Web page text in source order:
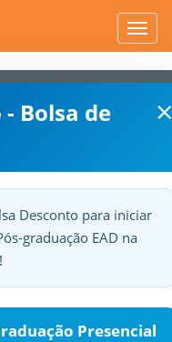
×
Bolsa de
Desconto para iniciar
graduação EAD na
Presencial
orgulho.